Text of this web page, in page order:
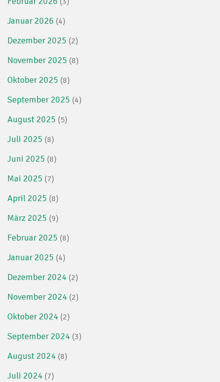
Januar 2026 (4)
Dezember 2025 (2)
November 2025 (8)
Oktober 2025 (8)
September 2025 (4)
August 2025 (5)
Juli 2025 (8)
Juni 2025 (8)
Mai 2025 (7)
April 2025 (8)
März 2025 (9)
Februar 2025 (8)
Januar 2025 (4)
Dezember 2024 (2)
November 2024 (2)
Oktober 2024 (2)
September 2024 (3)
August 2024 (8)
Juli 2024 (7)